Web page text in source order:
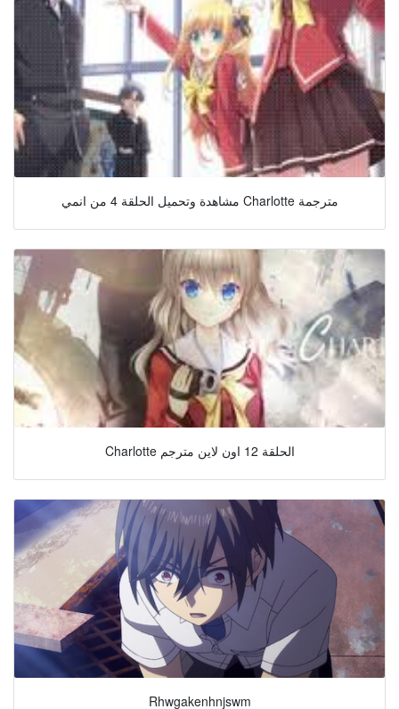
مشاهدة وتحميل الحلقة 4 من انمي Charlotte مترجمة
Charlotte الحلقة 12 اون لاين مترجم
Rhwgakenhnjswm